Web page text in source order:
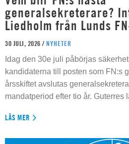
generalsekreterare?
Liedholm från Lunds
30 JULI, 2026 / NYHETER
Idag den 30e juli påbörjas
kandidaterna till posten som FN:s
årsskiftet avslutas
mandatperiod efter tio år. Guterres
LÄS MER